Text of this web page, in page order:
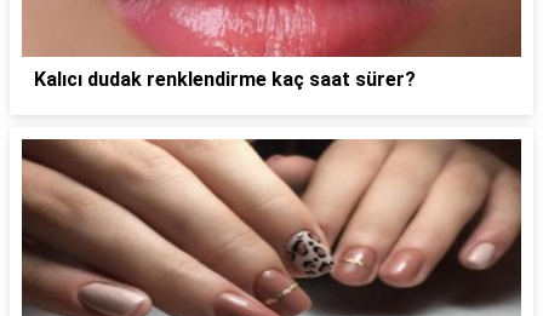
Kalıcı dudak renklendirme kaç saat sürer?